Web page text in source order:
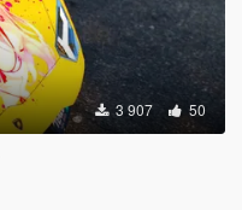
3 907 50